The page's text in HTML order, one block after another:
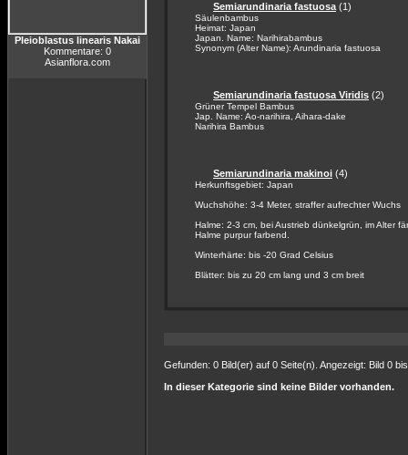
Pleioblastus linearis Nakai
Kommentare: 0
Asianflora.com
Semiarundinaria fastuosa (1)
Säulenbambus
Heimat: Japan
Japan. Name: Narihirabambus
Synonym (Alter Name): Arundinaria fastuosa
Semiarundinaria fastuosa Viridis (2)
Grüner Tempel Bambus
Jap. Name: Ao-narihira, Aihara-dake
Narihira Bambus
Semiarundinaria makinoi (4)
Herkunftsgebiet: Japan
Wuchshöhe: 3-4 Meter, straffer aufrechter Wuchs
Halme: 2-3 cm, bei Austrieb dünkelgrün, im Alter
Halme purpur farbend.
Winterhärte: bis -20 Grad Celsius
Blätter: bis zu 20 cm lang und 3 cm breit
Gefunden: 0 Bild(er) auf 0 Seite(n). Angezeigt: Bild 0
In dieser Kategorie sind keine Bilder vorhanden.